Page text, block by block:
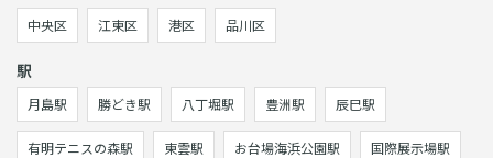
中央区 江東区 港区 品川区
駅
月島駅 勝どき駅 八丁堀駅 豊洲駅 辰巳駅
有明テニスの森駅 東雲駅 お台場海浜公園駅 国際展示場駅